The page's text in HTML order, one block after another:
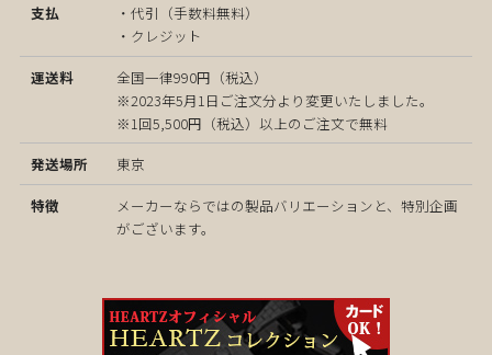
・代引（手数料無料）
・クレジット
全国一律990円（税込）
※2023年5月1日ご注文分より変更いたしました。
※1回5,500円（税込）以上のご注文で無料
東京
メーカーならではの製品バリエーションと、特別企画
がございます。